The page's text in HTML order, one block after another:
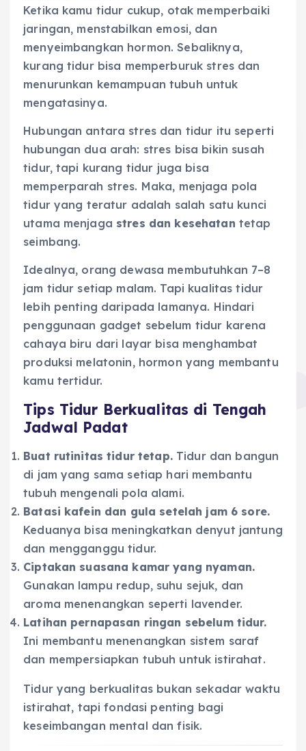
Ketika kamu tidur cukup, otak memperbaiki
jaringan, menstabilkan emosi, dan
menyeimbangkan hormon. Sebaliknya,
kurang tidur bisa memperburuk stres dan
menurunkan kemampuan tubuh untuk
mengatasinya.
Hubungan antara stres dan tidur itu seperti
hubungan dua arah: stres bisa bikin susah
tidur, tapi kurang tidur juga bisa
memperparah stres. Maka, menjaga pola
tidur yang teratur adalah salah satu kunci
utama menjaga stres dan kesehatan tetap
seimbang.
Idealnya, orang dewasa membutuhkan 7–8
jam tidur setiap malam. Tapi kualitas tidur
lebih penting daripada lamanya. Hindari
penggunaan gadget sebelum tidur karena
cahaya biru dari layar bisa menghambat
produksi melatonin, hormon yang membantu
kamu tertidur.
Tips Tidur Berkualitas di Tengah
Jadwal Padat
Buat rutinitas tidur tetap.Tidur dan bangun
di jam yang sama setiap hari membantu
tubuh mengenali pola alami.
Batasi kafein dan gula setelah jam 6 sore.
Keduanya bisa meningkatkan denyut jantung
dan mengganggu tidur.
Ciptakan suasana kamar yang nyaman.
Gunakan lampu redup, suhu sejuk, dan
aroma menenangkan seperti lavender.
Latihan pernapasan ringan sebelum tidur.
Ini membantu menenangkan sistem saraf
dan mempersiapkan tubuh untuk istirahat.
Tidur yang berkualitas bukan sekadar waktu
istirahat, tapi fondasi penting bagi
keseimbangan mental dan fisik.